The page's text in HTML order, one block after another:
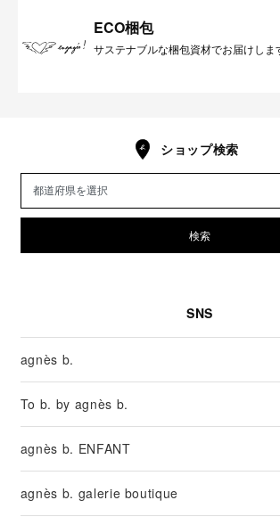
ECO梱包
サステナブルな梱包資材でお届けしま
ショップ検索
検索
SNS
agnès b.
To b. by agnès b.
agnès b. ENFANT
agnès b. galerie boutique